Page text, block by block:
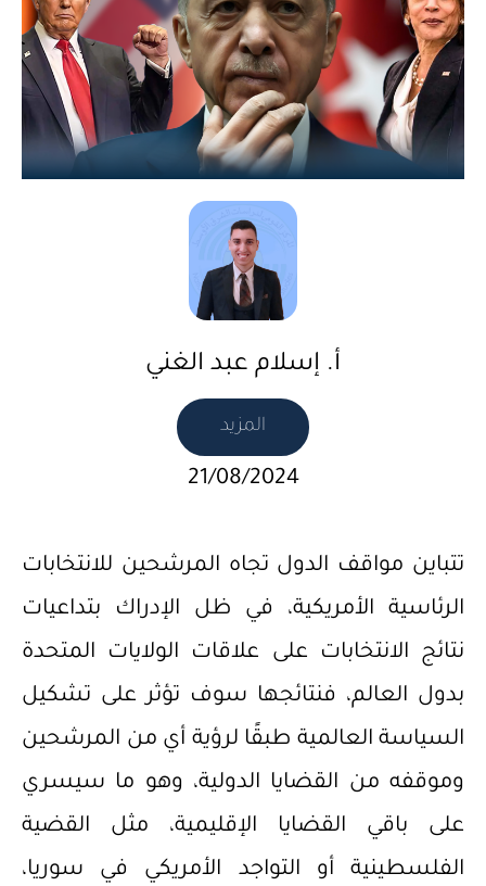
أ. إسلام عبد الغني
المزيد
21/08/2024
تتباين مواقف الدول تجاه المرشحين للانتخابات
الرئاسية الأمريكية، في ظل الإدراك بتداعيات
نتائج الانتخابات على علاقات الولايات المتحدة
بدول العالم، فنتائجها سوف تؤثر على تشكيل
السياسة العالمية طبقًا لرؤية أي من المرشحين
وموقفه من القضايا الدولية، وهو ما سيسري
على باقي القضايا الإقليمية، مثل القضية
الفلسطينية أو التواجد الأمريكي في سوريا،